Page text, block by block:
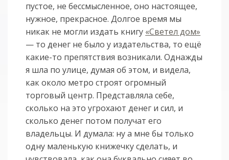
пустое, не бессмысленное, оно настоящее,
нужное, прекрасное. Долгое время мы
никак не могли издать книгу «Светел дом»
— то денег не было у издательства, то ещё
какие-то препятствия возникали. Однажды
я шла по улице, думая об этом, и видела,
как около метро строят огромный
торговый центр. Представляла себе,
сколько на это угрохают денег и сил, и
сколько денег потом получат его
владельцы. И думала: ну а мне бы только
одну маленькую книжечку сделать, и